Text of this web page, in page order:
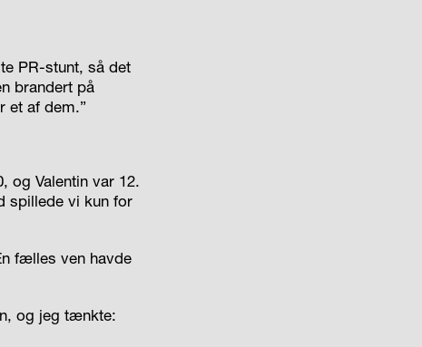
PR-stunt, så det
brandert på
et af dem.”
og Valentin var 12.
spillede vi kun for
fælles ven havde
og jeg tænkte: